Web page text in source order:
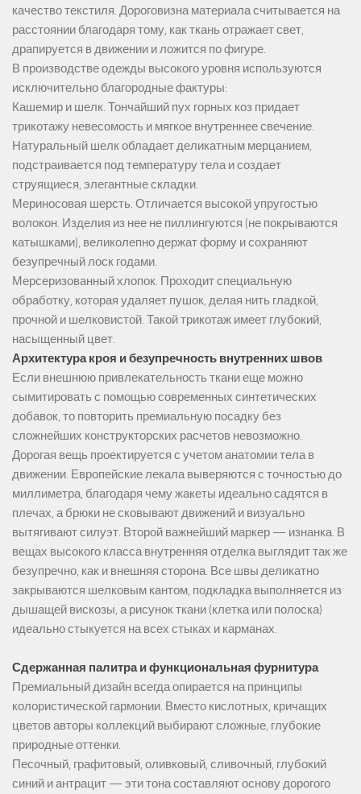
качество текстиля. Дороговизна материала считывается на
расстоянии благодаря тому, как ткань отражает свет,
драпируется в движении и ложится по фигуре.
В производстве одежды высокого уровня используются
исключительно благородные фактуры:
Кашемир и шелк. Тончайший пух горных коз придает
трикотажу невесомость и мягкое внутреннее свечение.
Натуральный шелк обладает деликатным мерцанием,
подстраивается под температуру тела и создает
струящиеся, элегантные складки.
Мериносовая шерсть. Отличается высокой упругостью
волокон. Изделия из нее не пиллингуются (не покрываются
катышками), великолепно держат форму и сохраняют
безупречный лоск годами.
Мерсеризованный хлопок. Проходит специальную
обработку, которая удаляет пушок, делая нить гладкой,
прочной и шелковистой. Такой трикотаж имеет глубокий,
насыщенный цвет.
Архитектура кроя и безупречность внутренних швов
Если внешнюю привлекательность ткани еще можно
сымитировать с помощью современных синтетических
добавок, то повторить премиальную посадку без
сложнейших конструкторских расчетов невозможно.
Дорогая вещь проектируется с учетом анатомии тела в
движении. Европейские лекала выверяются с точностью до
миллиметра, благодаря чему жакеты идеально садятся в
плечах, а брюки не сковывают движений и визуально
вытягивают силуэт. Второй важнейший маркер — изнанка. В
вещах высокого класса внутренняя отделка выглядит так же
безупречно, как и внешняя сторона. Все швы деликатно
закрываются шелковым кантом, подкладка выполняется из
дышащей вискозы, а рисунок ткани (клетка или полоска)
идеально стыкуется на всех стыках и карманах.
Сдержанная палитра и функциональная фурнитура
Премиальный дизайн всегда опирается на принципы
колористической гармонии. Вместо кислотных, кричащих
цветов авторы коллекций выбирают сложные, глубокие
природные оттенки.
Песочный, графитовый, оливковый, сливочный, глубокий
синий и антрацит — эти тона составляют основу дорогого